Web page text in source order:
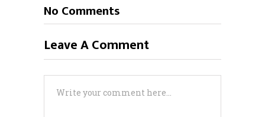
No Comments
Leave A Comment